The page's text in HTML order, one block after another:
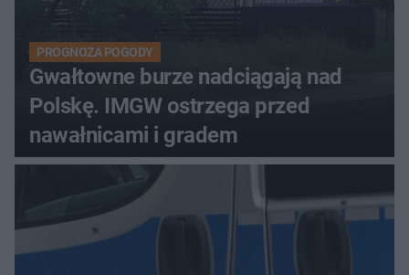
PROGNOZA POGODY
Gwałtowne burze nadciągają nad
Polskę. IMGW ostrzega przed
nawałnicami i gradem